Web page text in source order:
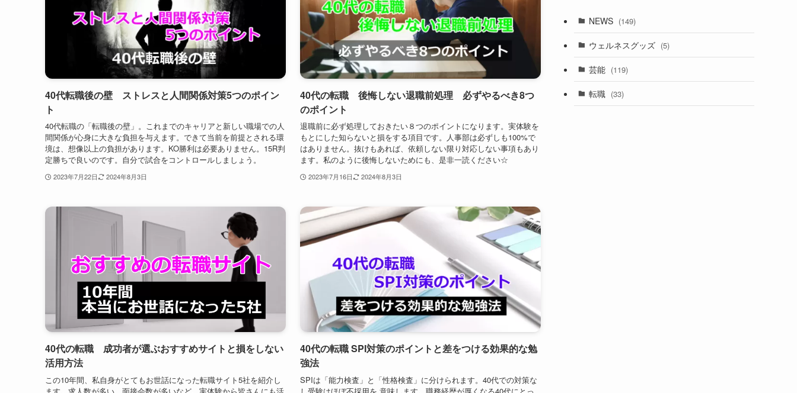
40代の転職 尊敬し影響を受けた3人の上司 人生を変
えた価値観
仕事に対する価値観や考え方に、大きく影響を受けた3人の上司の話
です。今でも私の大切なバイブルです。キャリアプランや人間関係な
ど課題が山積する40代の転職です。困難な時、いつもこの経験を思い
出します。転職先でも常に私の指標になっている経験談です。余談で
2023年7月27日 2024年8月3日
【活用術】転職サイトの活用方法 複数の内定を得る５
つのポイント
今回は転職サイトの活用方法についてまとめてみました。私自身の人
材サービス会社での経験や視点も入っております。現在は多くの転職
サイトが存在し情報過多ですが、自分自身の方向性はブレてはいけま
せん。時間をかけても、この軸はきちんと整理しましょう。
2023年7月25日 2024年8月3日
40代転職後の壁 ストレスと人間関係対策5つのポイン
40代転職の「転職後の壁」。これまでのキャリアと新しい職場での人
間関係が心身に大きな負担を与えます。できて当前を前提とされる環
境は、想像以上の負担があります。KO勝利は必要ありません。15R判
2023年7月22日 2024年8月3日
40代の転職 後悔しない退職前処理 必ずやるべき8つ
のポイント
退職前に必ず処理しておきたい８つのポイントになります。実体験を
もとにした知らないと損をする項目です。人事部は必ずしも100%で
はありません。抜けもあれば、依頼しない限り対応しない事項もあり
2023年7月16日 2024年8月3日
2025年10月2日
【映画 踊る大捜査線】深津絵里さんは独身？
歴代彼氏と結婚を総まとめ
2025年9月28日